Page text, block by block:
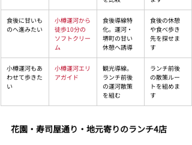
食後に甘いも
のへ進みたい
小樽運河から
徒歩10分の
ソフトクリー
ム
食後導線特
化。運河・
堺町の甘い
休憩へ誘導
食後の休憩
や食べ歩き
先を探せま
す
小樽運河もあ
わせて歩きた
い
小樽運河エリ
アガイド
観光導線。
ランチ前後
の運河散策
を組む
ランチ前後
の散策ルー
トを組めま
す
花園・寿司屋通り・地元寄りのランチ4店